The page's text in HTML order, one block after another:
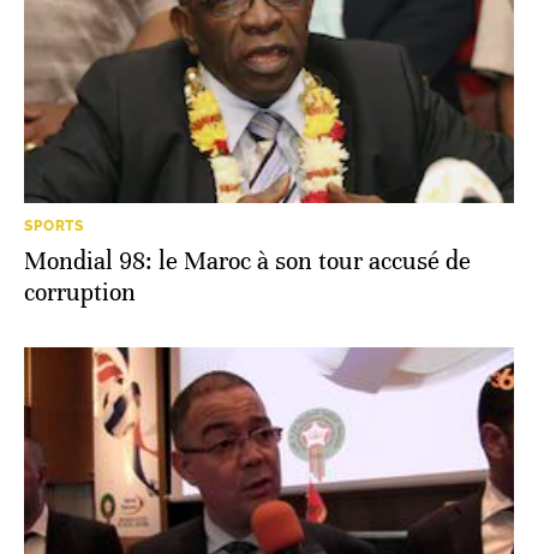
SPORTS
Mondial 98: le Maroc à son tour accusé de
corruption